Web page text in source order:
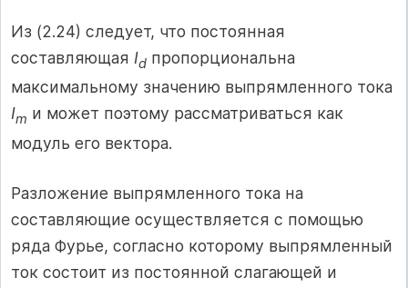
Из (2.24) следует, что постоянная
составляющая Id пропорциональна
максимальному значению выпрямленного тока
Im и может поэтому рассматриваться как
модуль его вектора.
Разложение выпрямленного тока на
составляющие осуществляется с помощью
ряда Фурье, согласно которому выпрямленный
ток состоит из постоянной слагающей и